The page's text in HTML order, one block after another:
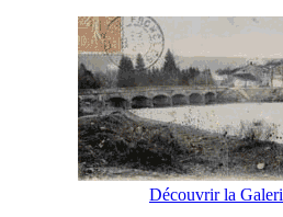
Découvrir la